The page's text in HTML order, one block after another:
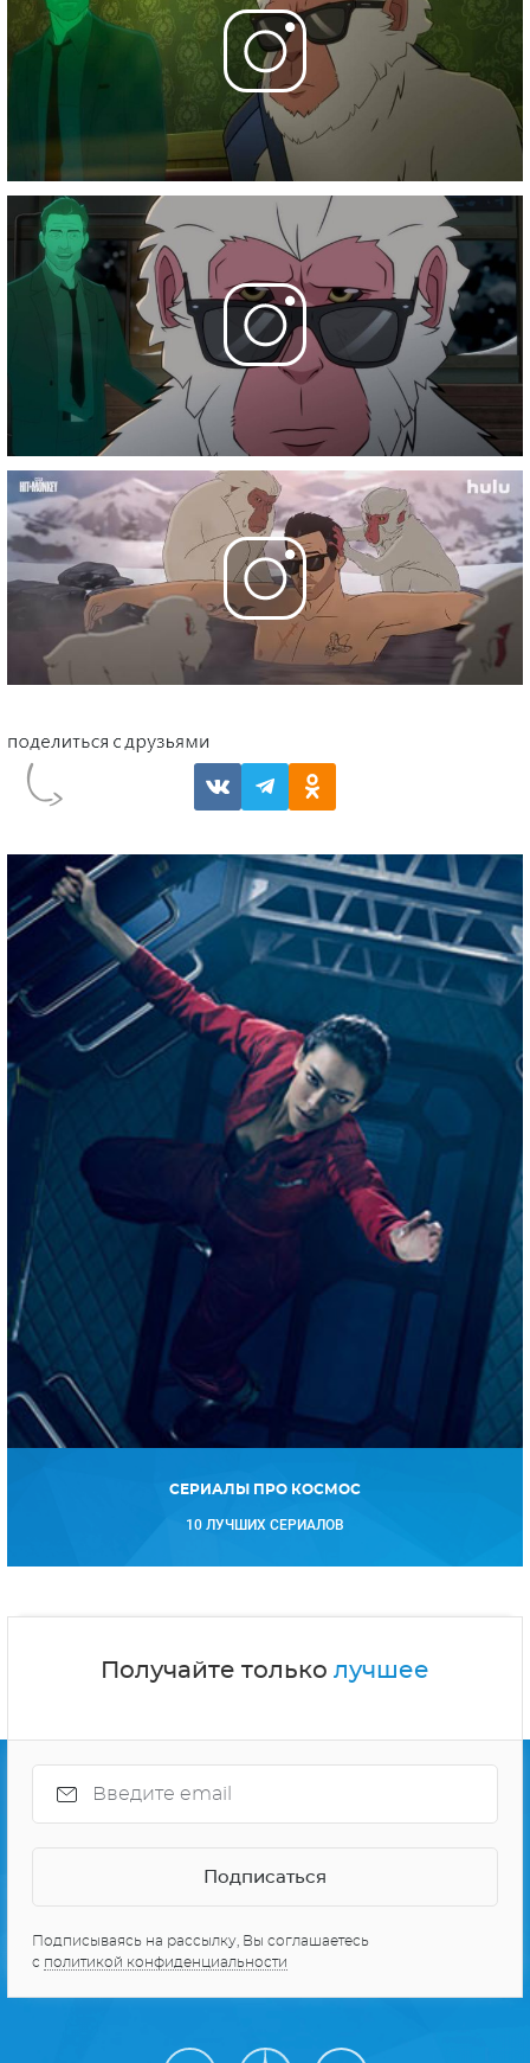
СЕРИАЛЫ ПРО КОСМОС
10 ЛУЧШИХ СЕРИАЛОВ
Получайте только лучшее
Подписываясь на рассылку, Вы соглашаетесь
с политикой конфиденциальности